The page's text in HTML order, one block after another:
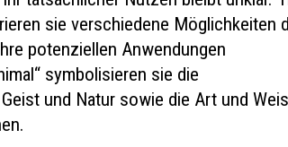
sie verschiedene Möglichkeiten
potenziellen Anwendungen
symbolisieren sie die
und Natur sowie die Art und